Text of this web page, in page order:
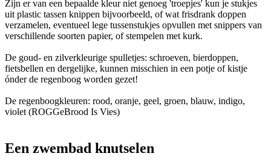
Zijn er van een bepaalde kleur niet genoeg 'troepjes' kun je stukjes
uit plastic tassen knippen bijvoorbeeld, of wat frisdrank doppen
verzamelen, eventueel lege tussenstukjes opvullen met snippers van
verschillende soorten papier, of stempelen met kurk.
De goud- en zilverkleurige spulletjes: schroeven, bierdoppen,
fietsbellen en dergelijke, kunnen misschien in een potje of kistje
ónder de regenboog worden gezet!
De regenboogkleuren: rood, oranje, geel, groen, blauw, indigo,
violet (ROGGeBrood Is Vies)
Een zwembad knutselen